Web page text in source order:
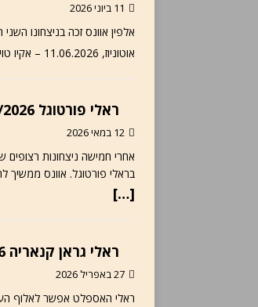
11 ביוני 2026
אוטוניוז, 11.06.2026 – אקיו טויודה, יו״ר קבוצת טויוטה, לא היה יכול להיות שמח יותר, כאשר ארבע מכוניות
ראלי פורטוגל 06/2026 / ניוויל, יונדאי שברו את הדומיננטיות של טויוטה
12 במאי 2026
בראלי פורטוגל. אוונס ממשיך להוביל באליפות העולם.
[…]
ראלי גראן קנאריה 05/2026 / אוג׳ייה, אלוף העולם, השיג ניצחון ראשון העונה
27 באפריל 2026
ראלי האספלט אפשר לאלוף